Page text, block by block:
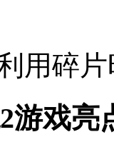
用碎
游戏亮